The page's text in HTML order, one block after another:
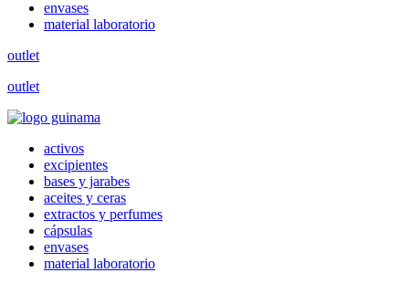
envases
material laboratorio
outlet
outlet
activos
excipientes
bases y jarabes
aceites y ceras
extractos y perfumes
cápsulas
envases
material laboratorio